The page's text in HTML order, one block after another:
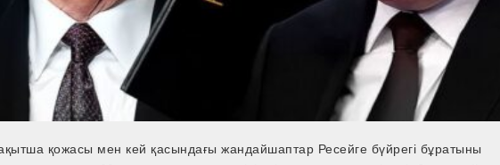
қожасы мен кей қасындағы жандайшаптар Ресейге бүйрегі бұратыны